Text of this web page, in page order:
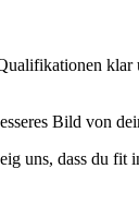
Bild von
uns, dass du